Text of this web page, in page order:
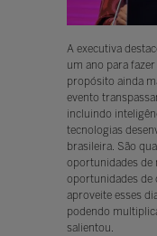
A executiva
um ano para
propósito ainda
evento
incluindo
tecnologias
brasileira. São
oportunidades de
oportunidades de
aproveite esses
podendo
salientou.